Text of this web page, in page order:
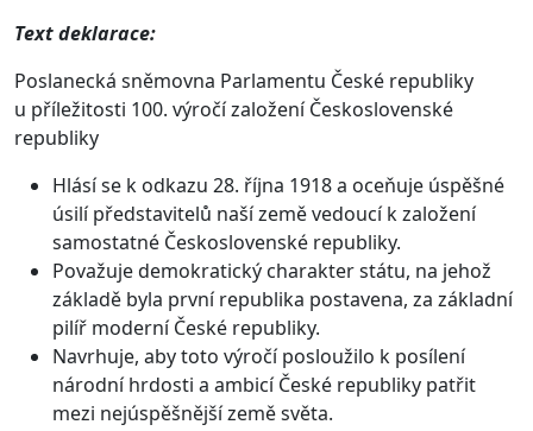
Text deklarace:
Poslanecká sněmovna Parlamentu České republiky
u příležitosti 100. výročí založení Československé
republiky
Hlásí se k odkazu 28. října 1918 a oceňuje úspěšné
úsilí představitelů naší země vedoucí k založení
samostatné Československé republiky.
Považuje demokratický charakter státu, na jehož
základě byla první republika postavena, za základní
pilíř moderní České republiky.
Navrhuje, aby toto výročí posloužilo k posílení
národní hrdosti a ambicí České republiky patřit
mezi nejúspěšnější země světa.